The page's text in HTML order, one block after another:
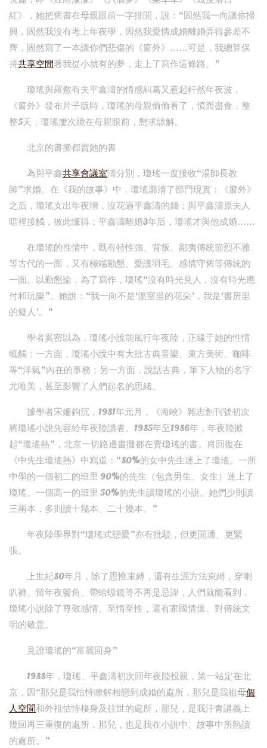
紅》，她把舊書在母親眼前一字排開，說：“固然我一向讓你掃
興，固然我沒有考上年夜學，固然我愛情成婚離婚弄得參差不
齊，固然寫了一本讓你們悲傷的《窗外》……可是，我總算保
持共享空間著我從小就有的夢，走上了寫作這條路。”
瓊瑤與羅敷有夫平鑫濤的情感糾葛又惹起軒然年夜波，
《窗外》發布片子版時，瓊瑤的母親偷偷看了，憤而盡食，整
整5天，瓊瑤屢次跪在母親眼前，懇求諒解。
北京的書攤都賣她的書
為與平鑫共享會議室濤分別，瓊瑤一度接收“湯師長教
師”求婚。在《我的故事》中，瓊瑤廓清了部門現實：《窗外》
之后，瓊瑤支出年夜增，沒花過平鑫濤的錢；與平鑫濤原夫人
暗裡接觸，彼此懂得；平鑫濤離婚3年后，瓊瑤才與他成婚……
在瓊瑤的性情中，既有特性強、背叛、鄙夷傳統節烈不雅
等古代的一面，又有極端勤懇、愛護羽毛、感情守舊等傳統的
一面。以勤懇論，為了寫作，瓊瑤“沒有時光見人，沒有時光應
付和玩樂”。她說：“我一向不是‘溫室里的花朵’，我是‘書房里
的癡人’。”
學者奚密以為，瓊瑤小說能風行年夜陸，正緣于她的性情
牴觸：一方面，瓊瑤小說中有大批古典音樂、東方美術、咖啡
等“洋氣”內在的事務；另一方面，說話古典，筆下人物的名字
尤唯美，甚至影響了人們起名的思緒。
據學者宋姍鉤沉，1981年元月，《海峽》雜志創刊號初次
將瓊瑤小說先容給年夜陸讀者。1985年至1986年，年夜陸掀
起“瓊瑤熱”，北京一切路邊書攤都在賣瓊瑤的書。肖回復在
《中先生瓊瑤熱》中寫道：“80%的女中先生迷上了瓊瑤。一所
中學的一個初二的班里 90%的先生（包含男生、女生）迷上了
瓊瑤。一個高一的班里 50%的先生讀瓊瑤的小說。她們少則讀
三兩本，多則讀十幾本、二十幾本。”
年夜陸學界對“瓊瑤式戀愛”亦有批駁，但更開通、更緊
張。
上世紀80年月，除了思惟束縛，還有生涯方法束縛，穿喇
叭褲、留年夜鬢角、帶蛤蟆鏡等不再是忌諱，人們就能看到，
瓊瑤小說除了尊敬感情、至情至性，還有家國情懷、對傳統文
明的敬意。
見證瓊瑤的“富麗回身”
1988年，瓊瑤、平鑫濤初次回年夜陸投親，第一站定在北
京，因“那兒是我怙恃瞭解相戀到成婚的處所，那兒是我祖母個
人空間和外祖怙恃棲身及往世的處所，那兒，是我汗青講義上
幾回再三重復的處所，那兒，也是我在小說中、故事中所熟讀
的處所。”